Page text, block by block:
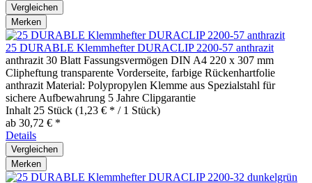
Vergleichen
Merken
25 DURABLE Klemmhefter DURACLIP 2200-57 anthrazit
anthrazit 30 Blatt Fassungsvermögen DIN A4 220 x 307 mm
Clipheftung transparente Vorderseite, farbige Rückenhartfolie
anthrazit Material: Polypropylen Klemme aus Spezialstahl für
sichere Aufbewahrung 5 Jahre Clipgarantie
Inhalt 25 Stück (1,23 € * / 1 Stück)
ab 30,72 € *
Details
Vergleichen
Merken